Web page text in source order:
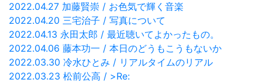
2022.04.27 加藤賢崇 / お色気で輝く音楽
2022.04.20 三宅治子 / 写真について
2022.04.13 永田太郎 / 最近聴いてよかったもの。
2022.04.06 藤本功一 / 本日のどうもこうもないか
2022.03.30 冷水ひとみ / リアルタイムのリアル
2022.03.23 松前公高 / >Re: